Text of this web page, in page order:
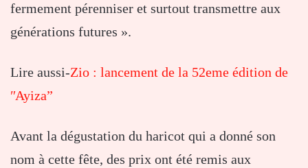
fermement pérenniser et surtout transmettre aux
générations futures ».
Lire aussi-Zio : lancement de la 52eme édition de
ʺAyiza”
Avant la dégustation du haricot qui a donné son
nom à cette fête, des prix ont été remis aux